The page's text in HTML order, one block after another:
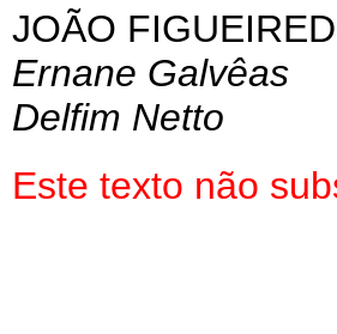
JOÃO
Ernane Galvêas
Delfim Netto
Este texto não